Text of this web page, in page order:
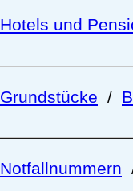
Hotels und
Grundstücke /
Notfallnummern